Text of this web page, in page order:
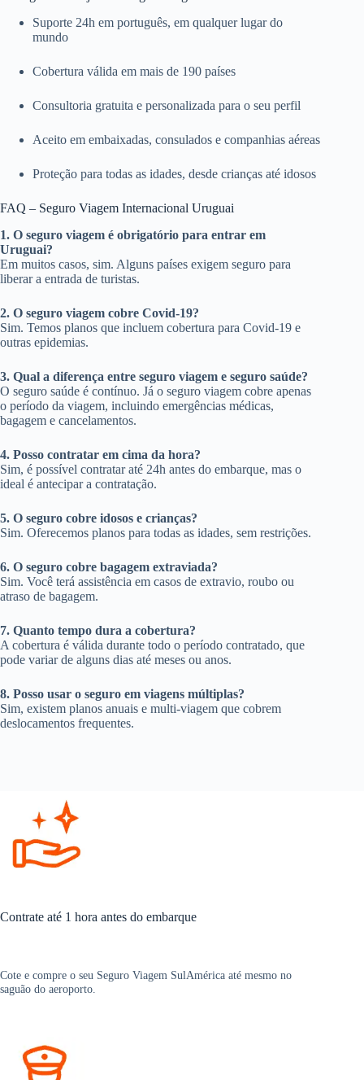
Suporte 24h em português, em qualquer lugar do
mundo
Cobertura válida em mais de 190 países
Consultoria gratuita e personalizada para o seu perfil
Aceito em embaixadas, consulados e companhias aéreas
Proteção para todas as idades, desde crianças até idosos
FAQ – Seguro Viagem Internacional Uruguai
1. O seguro viagem é obrigatório para entrar em
Uruguai?
Em muitos casos, sim. Alguns países exigem seguro para
liberar a entrada de turistas.
2. O seguro viagem cobre Covid-19?
Sim. Temos planos que incluem cobertura para Covid-19 e
outras epidemias.
3. Qual a diferença entre seguro viagem e seguro saúde?
O seguro saúde é contínuo. Já o seguro viagem cobre apenas
o período da viagem, incluindo emergências médicas,
bagagem e cancelamentos.
4. Posso contratar em cima da hora?
Sim, é possível contratar até 24h antes do embarque, mas o
ideal é antecipar a contratação.
5. O seguro cobre idosos e crianças?
Sim. Oferecemos planos para todas as idades, sem restrições.
6. O seguro cobre bagagem extraviada?
Sim. Você terá assistência em casos de extravio, roubo ou
atraso de bagagem.
7. Quanto tempo dura a cobertura?
A cobertura é válida durante todo o período contratado, que
pode variar de alguns dias até meses ou anos.
8. Posso usar o seguro em viagens múltiplas?
Sim, existem planos anuais e multi-viagem que cobrem
deslocamentos frequentes.
Contrate até 1 hora antes do embarque
Cote e compre o seu Seguro Viagem SulAmérica até mesmo no
saguão do aeroporto.